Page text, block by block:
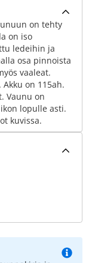
on tehty
on iso
ledeihin ja
osa pinnoista
vaaleat.
on 115ah.
Vaunu on
lopulle asti.
kuvissa.